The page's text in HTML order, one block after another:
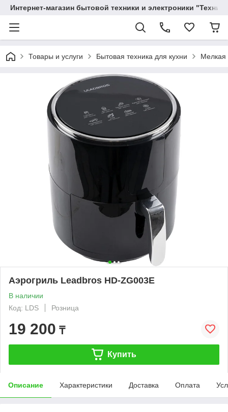
Интернет-магазин бытовой техники и электроники
Товары и услуги Бытовая техника для кухни Мелкая
Аэрогриль Leadbros HD-ZG003E
В наличии
Код: LDS
Розница
19 200 ₸
Купить
Описание Характеристики Доставка Оплата